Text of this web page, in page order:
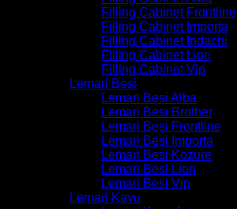
Filling Cabinet Frontline
Filling Cabinet Importa
Filling Cabinet Indachi
Filling Cabinet Lion
Filling Cabinet Vip
Lemari Besi
Lemari Besi Alba
Lemari Besi Brother
Lemari Besi Frontline
Lemari Besi Importa
Lemari Besi Kozure
Lemari Besi Lion
Lemari Besi Vip
Lemari Kayu